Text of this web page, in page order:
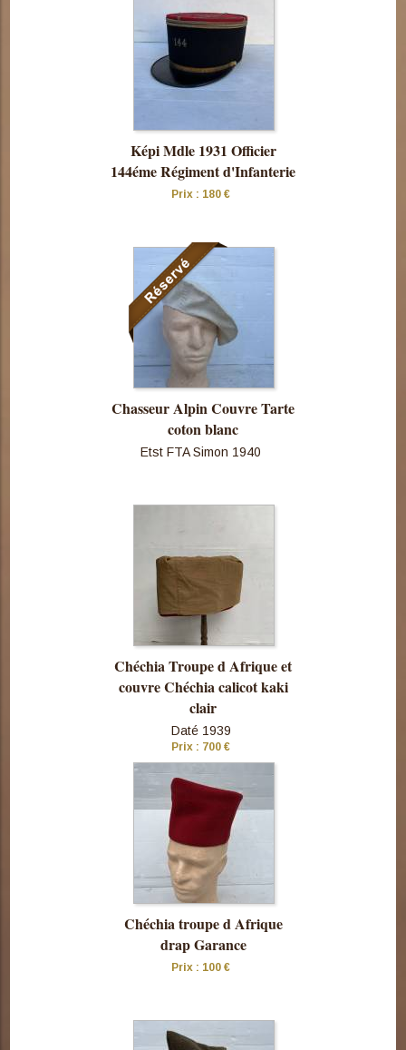
cette pièce
Képi Mdle 1931 Officier
144éme Régiment d'Infanterie
Prix : 180 €
cette pièce
Chasseur Alpin Couvre Tarte
coton blanc
Etst FTA Simon 1940
Consulter
cette pièce
Chéchia Troupe d Afrique et
couvre Chéchia calicot kaki
clair
Daté 1939
Prix : 700 €
cette pièce
Chéchia troupe d Afrique
drap Garance
Prix : 100 €